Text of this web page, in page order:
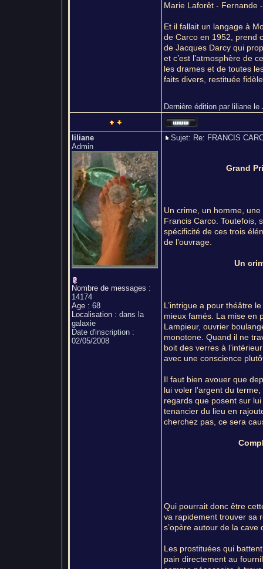
Marie Laforêt - Fernande
Et il fallait un langage à
de Carco en 1952, prend
de Jacques Darcy qui
et c’est l’atmosphère de
les drames et de toutes
faits divers, restituée
Dernière édition par liliane
liliane
Admin
Nombre de messages :
14174
Age: 68
Localisation: dans la
galaxie
Date d'inscription :
02/05/2008
Sujet: Re: FRANCIS
Grand
Un crime, un homme,
Francis Carco. Toutefois,
spécificité de ces trois
de l’ouvrage.
Un
L’intrigue a pour théâtre
mieux famés. La mise en
Lampieur, ouvrier
monotone. Quand il ne
boit des verres à
avec une conscience
Il faut bien avouer que
lui voler l’argent du
regards que posent sur
tenancier du lieu en
cherchez pas, ce sera
Qui pourrait donc être
va rapidement trouver sa
s’opère autour de la
Les prostituées qui
pain directement au